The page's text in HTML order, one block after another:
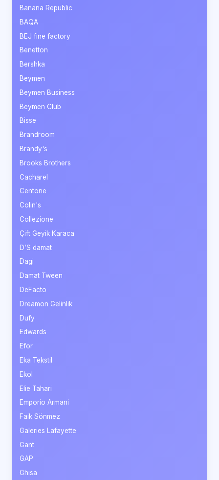
Banana Republic
BAQA
BEJ fine factory
Benetton
Bershka
Beymen
Beymen Business
Beymen Club
Bisse
Brandroom
Brandy's
Brooks Brothers
Cacharel
Centone
Colin's
Collezione
Çift Geyik Karaca
D’S damat
Dagi
Damat Tween
DeFacto
Dreamon Gelinlik
Dufy
Edwards
Efor
Eka Tekstil
Ekol
Elie Tahari
Emporio Armani
Faik Sönmez
Galeries Lafayette
Gant
GAP
Ghisa